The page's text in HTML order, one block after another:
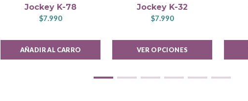
Jockey K-78
$7.990
AÑADIR AL CARRO
Jockey K-32
$7.990
VER OPCIONES